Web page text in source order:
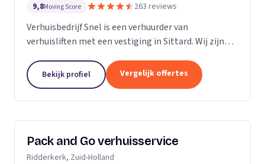
9,8Moving Score 263 reviews
Verhuisbedrijf Snel is een verhuurder van
verhuisliften met een vestiging in Sittard. Wij zijn
Bekijk profiel Vergelijk offertes
Pack and Go verhuisservice
Ridderkerk, Zuid-Holland